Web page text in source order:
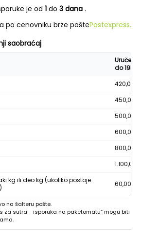
je od 1 do 3 dana .
po cenovniku brze poštePostexpress.
saobraćaj
Uručenje
do 19h
420,00
450,00
500,00
600,00
800,00
1.100,00
kg ili deo kg (ukoliko postoje
60,00
na šalteru pošte.
za sutra - isporuka na paketomatu“ mogu biti